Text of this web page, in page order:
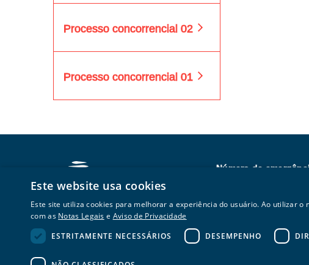
Processo concorrencial 02
Processo concorrencial 01
Número de
Este website usa cookies
Este site utiliza cookies para melhorar a experiência do usuário. Ao utilizar o
com as Notas Legais e Aviso de Privacidade
ESTRITAMENTE NECESSÁRIOS
DESEMPENHO